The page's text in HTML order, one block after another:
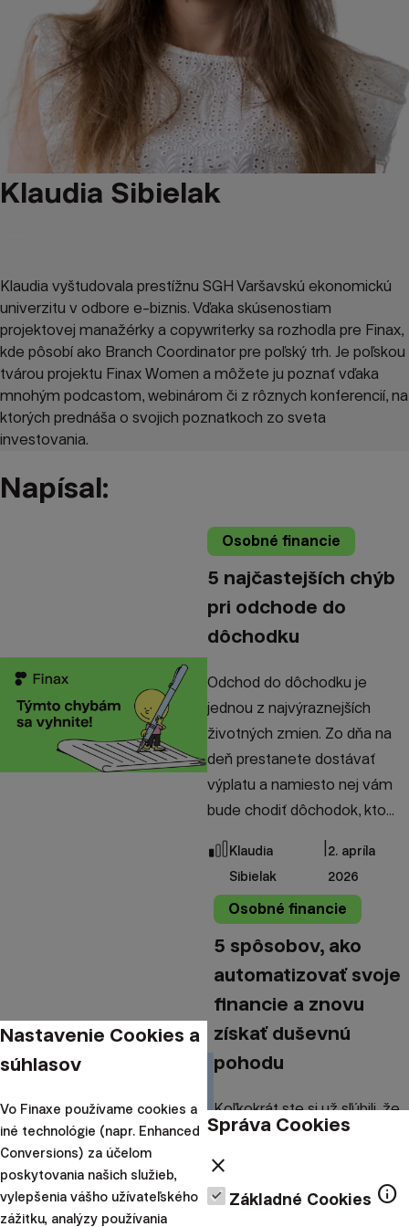
Klaudia Sibielak
Klaudia vyštudovala prestížnu SGH Varšavskú ekonomickú
univerzitu v odbore e-biznis. Vďaka skúsenostiam
projektovej manažérky a copywriterky sa rozhodla pre Finax,
kde pôsobí ako Branch Coordinator pre poľský trh. Je poľskou
tvárou projektu Finax Women a môžete ju poznať vďaka
mnohým podcastom, webinárom či z rôznych konferencií, na
ktorých prednáša o svojich poznatkoch zo sveta
investovania.
Napísal:
Osobné financie
5 najčastejších chýb
pri odchode do
dôchodku
Odchod do dôchodku je
jednou z najvýraznejších
životných zmien. Zo dňa na
deň prestanete dostávať
výplatu a namiesto nej vám
bude chodiť dôchodok, kto...
Klaudia
Sibielak
2. apríla
2026
Osobné financie
5 spôsobov, ako
automatizovať svoje
financie a znovu
získať duševnú
pohodu
Koľkokrát ste si už sľúbili, že
si konečne dáte do poriadku
svoje financie, no chýba vám
na to čas, energia alebo
priestor v hlave? Nevinné
Nastavenie Cookies a
súhlasov
Vo Finaxe používame cookies a
iné technológie (napr. Enhanced
Conversions) za účelom
poskytovania našich služieb,
vylepšenia vášho užívateľského
zážitku, analýzy používania
Správa Cookies
close
Základné Cookies info